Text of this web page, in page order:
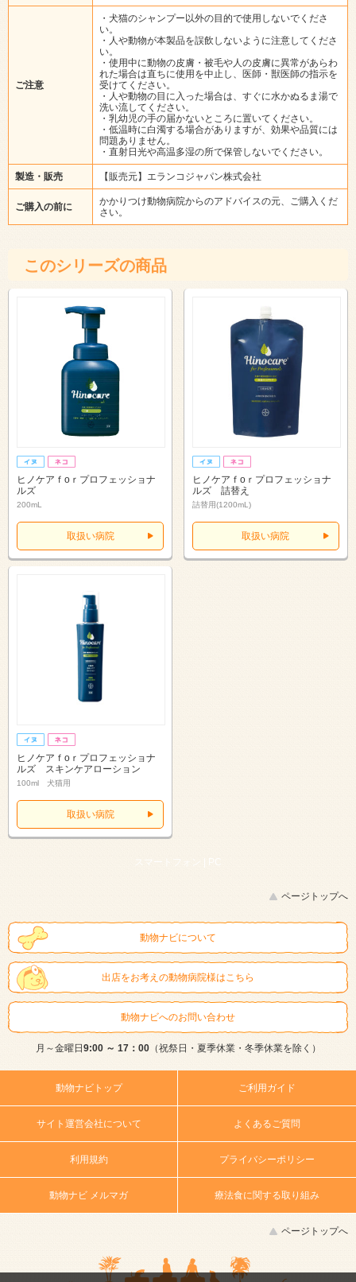
ご注意
・犬猫のシャンプー以外の目的で使用しないでくださ
い。
・人や動物が本製品を誤飲しないように注意してくださ
い。
・使用中に動物の皮膚・被毛や人の皮膚に異常があらわ
れた場合は直ちに使用を中止し、医師・獣医師の指示を
受けてください。
・人や動物の目に入った場合は、すぐに水かぬるま湯で
洗い流してください。
・乳幼児の手の届かないところに置いてください。
・低温時に白濁する場合がありますが、効果や品質には
問題ありません。
・直射日光や高温多湿の所で保管しないでください。
製造・販売 【販売元】エランコジャパン株式会社
ご購入の前に
かかりつけ動物病院からのアドバイスの元、ご購入くだ
さい。
このシリーズの商品
ヒノケアｆоｒプロフェッショナ
ルズ
200mL
取扱い病院
ヒノケアｆоｒプロフェッショナ
ルズ 詰替え
詰替用(1200mL)
取扱い病院
ヒノケアｆоｒプロフェッショナ
ルズ スキンケアローション
100ml 犬猫用
取扱い病院
スマートフォン | PC
ページトップへ
動物ナビについて
出店をお考えの動物病院様はこちら
動物ナビへのお問い合わせ
月～金曜日9:00 ～ 17：00（祝祭日・夏季休業・冬季休業を除く）
動物ナビトップ ご利用ガイド
サイト運営会社について よくあるご質問
利用規約 プライバシーポリシー
動物ナビ メルマガ 療法食に関する取り組み
ページトップへ